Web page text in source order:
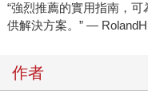
“強烈推薦的實用指南，
供解決方案。” —
作者